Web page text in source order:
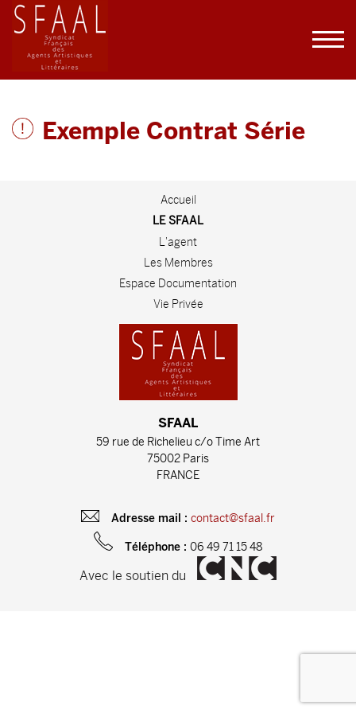
Exemple Contrat Série
Accueil
LE SFAAL
L'agent
Les Membres
Espace Documentation
Vie Privée
SFAAL
59 rue de Richelieu c/o Time Art
75002 Paris
FRANCE
Adresse mail : contact@sfaal.fr
Téléphone : 06 49 71 15 48
Avec le soutien du